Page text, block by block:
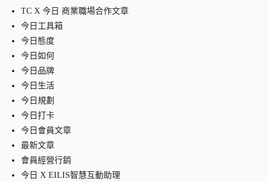
TC X 今日 商業職場合作文章
今日工具箱
今日態度
今日如何
今日品牌
今日生活
今日規劃
今日打卡
今日會員文章
最新文章
會員經營行銷
今日 X EILIS智慧互動助理